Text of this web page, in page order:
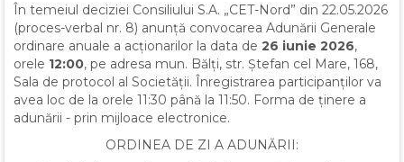
În temeiul deciziei Consiliului S.A. „CET-Nord” din 22.05.2026
(proces-verbal nr. 8) anunță convocarea Adunării Generale
ordinare anuale a acționarilor la data de 26 iunie 2026,
orele 12:00, pe adresa mun. Bălți, str. Ștefan cel Mare, 168,
Sala de protocol al Societății. Înregistrarea participanților va
avea loc de la orele 11:30 până la 11:50. Forma de ținere a
adunării - prin mijloace electronice.
ORDINEA DE ZI A ADUNĂRII: